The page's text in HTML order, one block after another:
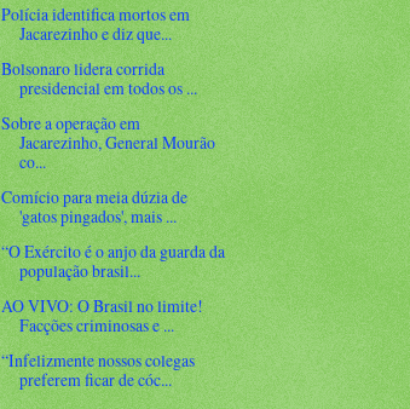
Polícia identifica mortos em
Jacarezinho e diz que...
Bolsonaro lidera corrida
presidencial em todos os ...
Sobre a operação em
Jacarezinho, General Mourão
co...
Comício para meia dúzia de
'gatos pingados', mais ...
“O Exército é o anjo da guarda da
população brasil...
AO VIVO: O Brasil no limite!
Facções criminosas e ...
“Infelizmente nossos colegas
preferem ficar de cóc...